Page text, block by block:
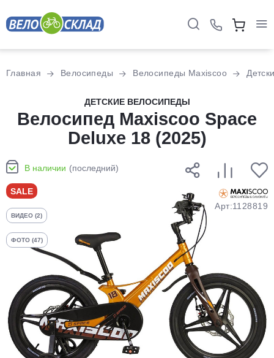
Главная Велосипеды Велосипеды Maxiscoo
ДЕТСКИЕ ВЕЛОСИПЕДЫ
Велосипед Maxiscoo Space
Deluxe 18 (2025)
В наличии (последний)
SALE
ВИДЕО (2)
ФОТО (47)
Арт:1128819
Разбейте
оплатуна части
без переплат
График платежей
25%
Добавляйте товары
в корзину
Оплачивайте сегодня только